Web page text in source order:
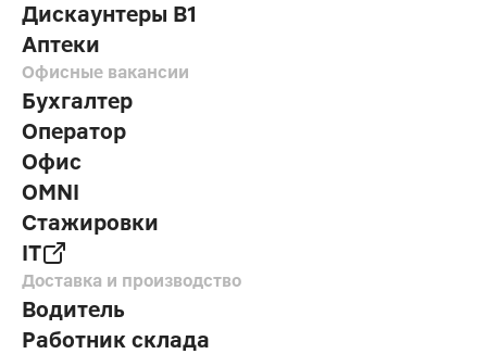
Дискаунтеры В1
Аптеки
Офисные вакансии
Бухгалтер
Оператор
Офис
OMNI
Стажировки
IT
Доставка и производство
Водитель
Работник склада